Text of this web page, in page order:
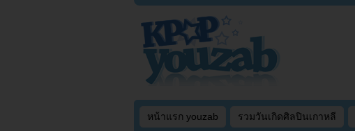
หน้าแรก youzab รวมวันเกิดศิลปินเกาหลี